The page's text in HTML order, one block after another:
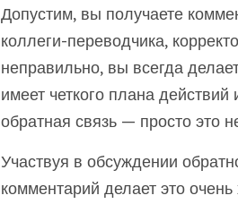
Допустим, вы получаете
коллеги-переводчика,
неправильно, вы всегда
имеет четкого плана
обратная связь — просто это
Участвуя в обсуждении
комментарий делает это